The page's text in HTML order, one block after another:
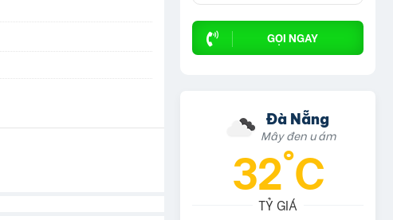
GỌI NGAY
Đà Nẵng
Mây đen u ám
32°C
TỶ GIÁ